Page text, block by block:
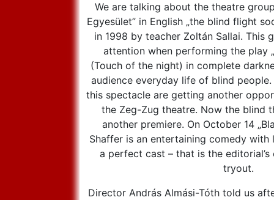
We are talking about the theatre
Egyesület” in English „the blind flight
in 1998 by teacher Zoltán Sallai. This
attention when performing the play
(Touch of the night) in complete
audience everyday life of blind
this spectacle are getting another
the Zeg-Zug theatre. Now the blind
another premiere. On October 14
Shaffer is an entertaining comedy
a perfect cast – that is the
tryout.
Director András Almási-Tóth told us